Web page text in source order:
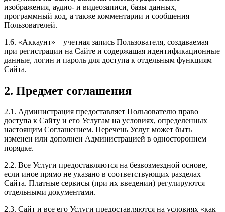
изображения, аудио- и видеозаписи, базы данных,
программный код, а также комментарии и сообщения
Пользователей.
1.6. «Аккаунт» – учетная запись Пользователя, создаваемая
при регистрации на Сайте и содержащая идентификационные
данные, логин и пароль для доступа к отдельным функциям
Сайта.
2. Предмет соглашения
2.1. Администрация предоставляет Пользователю право
доступа к Сайту и его Услугам на условиях, определенных
настоящим Соглашением. Перечень Услуг может быть
изменен или дополнен Администрацией в одностороннем
порядке.
2.2. Все Услуги предоставляются на безвозмездной основе,
если иное прямо не указано в соответствующих разделах
Сайта. Платные сервисы (при их введении) регулируются
отдельными документами.
2.3. Сайт и все его Услуги предоставляются на условиях «как